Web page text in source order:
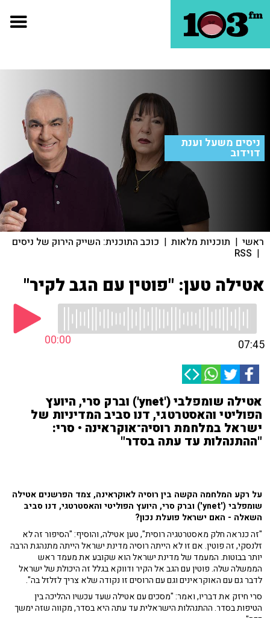
ניסים משעל וענת
דוידוב
ראשי | תוכניות מלאות | כוכב התוכנית: השייק הירוק של ניסים
|
RSS
אטילה טען: "פוטין עם הגב לקיר"
00:00 07:45
אטילה שומפלבי ('ynet') וברק סרי, היועץ
הפוליטי והאסטרטגי, דנו סביב המדיניות של
ישראל במלחמת רוסיה־אוקראינה • סרי:
"ההתנהלות עד עתה בסדר"
על רקע המלחמה הקשה בין רוסיה לאוקראינה, צמד הפרשנים אטילה
שומפלבי ('ynet') וברק סרי, היועץ הפוליטי והאסטרטגי, דנו סביב
השאלה - האם ישראל פועלת נכון?
"זה כנראה חלק מאסטרטגיה רוסית", טען אטילה, והוסיף: "הסיפור זה לא
זלנסקי, זה פוטין. אם זו לא הייתה רוסיה מדינת ישראל הייתה מתנהגת הרבה
יותר בבוטות. המעמד של מדינת ישראל הוא שקובע את מעמד ראש
הממשלה שלה. פוטין עם הגב אל הקיר ודווקא בגלל זה היכולת של ישראל
לדבר גם עם האוקראינים וגם עם הרוסים זו נקודה שלא צריך לזלזל בה".
סרי חיזק את דבריו, ואמר: "מסכים עם אטילה שעד עכשיו ההליכה בין
הטיפות בסדר. ההתנהלות הישראלית עד עתה היא בסדר, מקווה שזה ימשך